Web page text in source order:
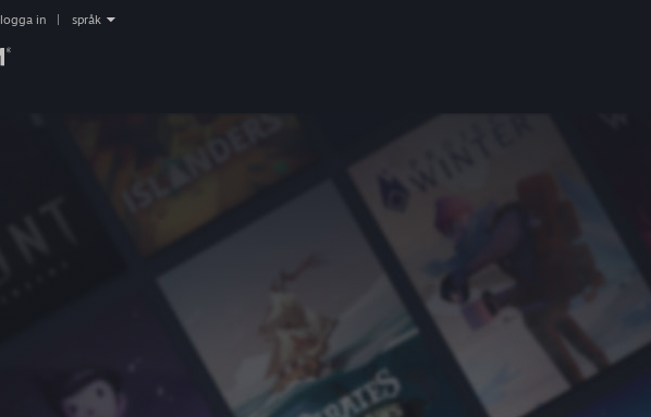
logga in språk